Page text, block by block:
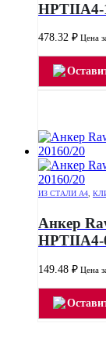
HPTIIA4-
478.32 ₽ Цена
ИЗ СТАЛИ А4,
Анкер
HPTIIA4-
149.48 ₽ Цена